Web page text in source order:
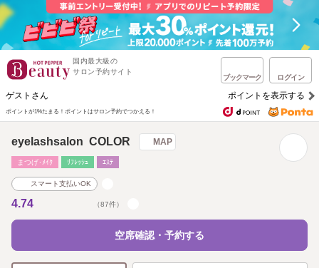
国内最大級の
サロン予約サイト
ブックマーク ログイン
ゲストさん ポイントを表示する
ポイントが1%たまる！ ポイントはサロン予約でつかえる！
eyelashsalon COLOR MAP
まつげ･ﾒｲｸ ﾘﾌﾚｯｼｭ ｴｽﾃ
スマート支払いOK
4.74 （87件）
空席確認・予約する